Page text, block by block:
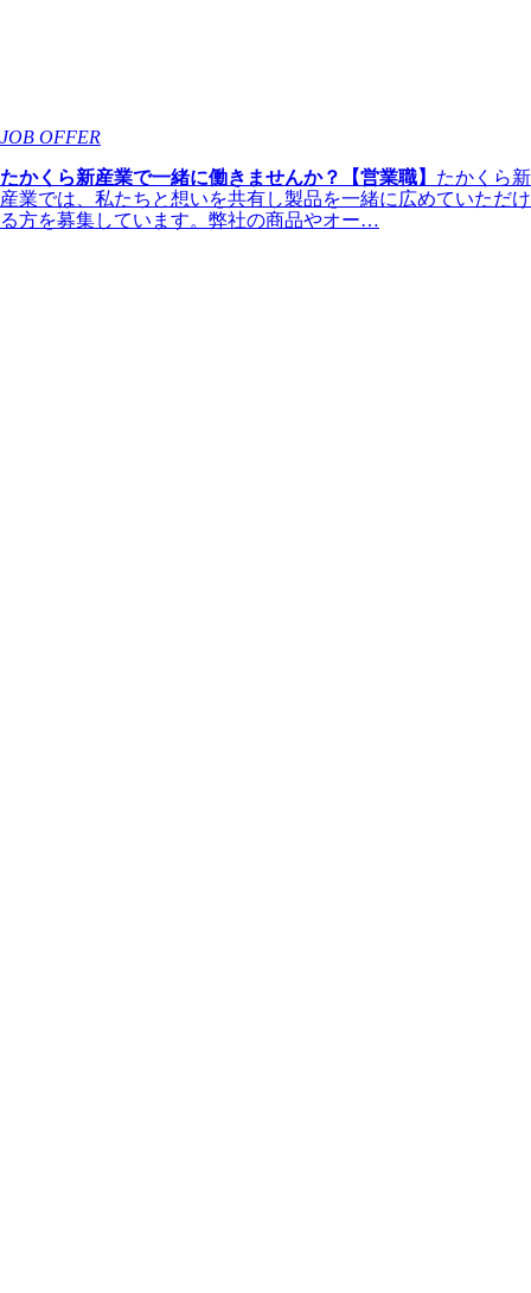
JOB OFFER
たかくら新産業で一緒に働きませんか？【営業職】 たかくら新
産業では、私たちと想いを共有し製品を一緒に広めていただけ
る方を募集しています。弊社の商品やオー…